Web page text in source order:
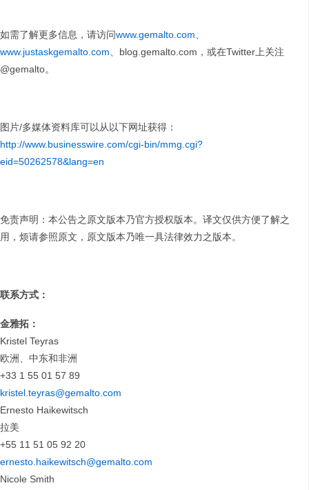
如需了解更多信息，请访问www.gemalto.com、
www.justaskgemalto.com、blog.gemalto.com，或在Twitter上关注
@gemalto。
图片/多媒体资料库可以从以下网址获得：
http://www.businesswire.com/cgi-bin/mmg.cgi?
eid=50262578&lang=en
免责声明：本公告之原文版本乃官方授权版本。译文仅供方便了解之
用，烦请参照原文，原文版本乃唯一具法律效力之版本。
联系方式：
金雅拓：
Kristel Teyras
欧洲、中东和非洲
+33 1 55 01 57 89
kristel.teyras@gemalto.com
Ernesto Haikewitsch
拉美
+55 11 51 05 92 20
ernesto.haikewitsch@gemalto.com
Nicole Smith